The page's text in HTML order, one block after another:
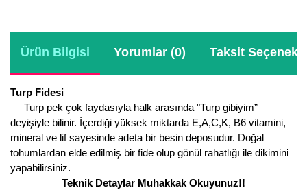
Ürün Bilgisi Yorumlar (0) Taksit
Turp Fidesi
Turp pek çok faydasıyla halk arasında "Turp gibiyim”
deyişiyle bilinir. İçerdiği yüksek miktarda E,A,C,K, B6 vitamini,
mineral ve lif sayesinde adeta bir besin deposudur. Doğal
tohumlardan elde edilmiş bir fide olup gönül rahatlığı ile dikimini
yapabilirsiniz.
Teknik Detaylar Muhakkak Okuyunuz!!